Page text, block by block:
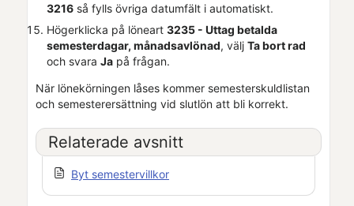
3216 så fylls övriga datumfält i automatiskt.
Högerklicka på löneart 3235 - Uttag betalda
semesterdagar, månadsavlönad, välj Ta bort rad
och svara Ja på frågan.
När lönekörningen låses kommer semesterskuldlistan
och semesterersättning vid slutlön att bli korrekt.
Relaterade avsnitt
Byt semestervillkor